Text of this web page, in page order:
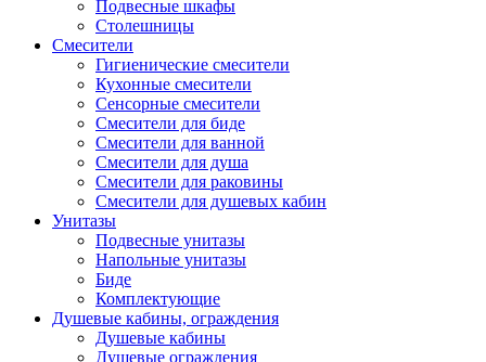
Подвесные шкафы
Столешницы
Смесители
Гигиенические смесители
Кухонные смесители
Сенсорные смесители
Смесители для биде
Смесители для ванной
Смесители для душа
Смесители для раковины
Смесители для душевых кабин
Унитазы
Подвесные унитазы
Напольные унитазы
Биде
Комплектующие
Душевые кабины, ограждения
Душевые кабины
Душевые ограждения